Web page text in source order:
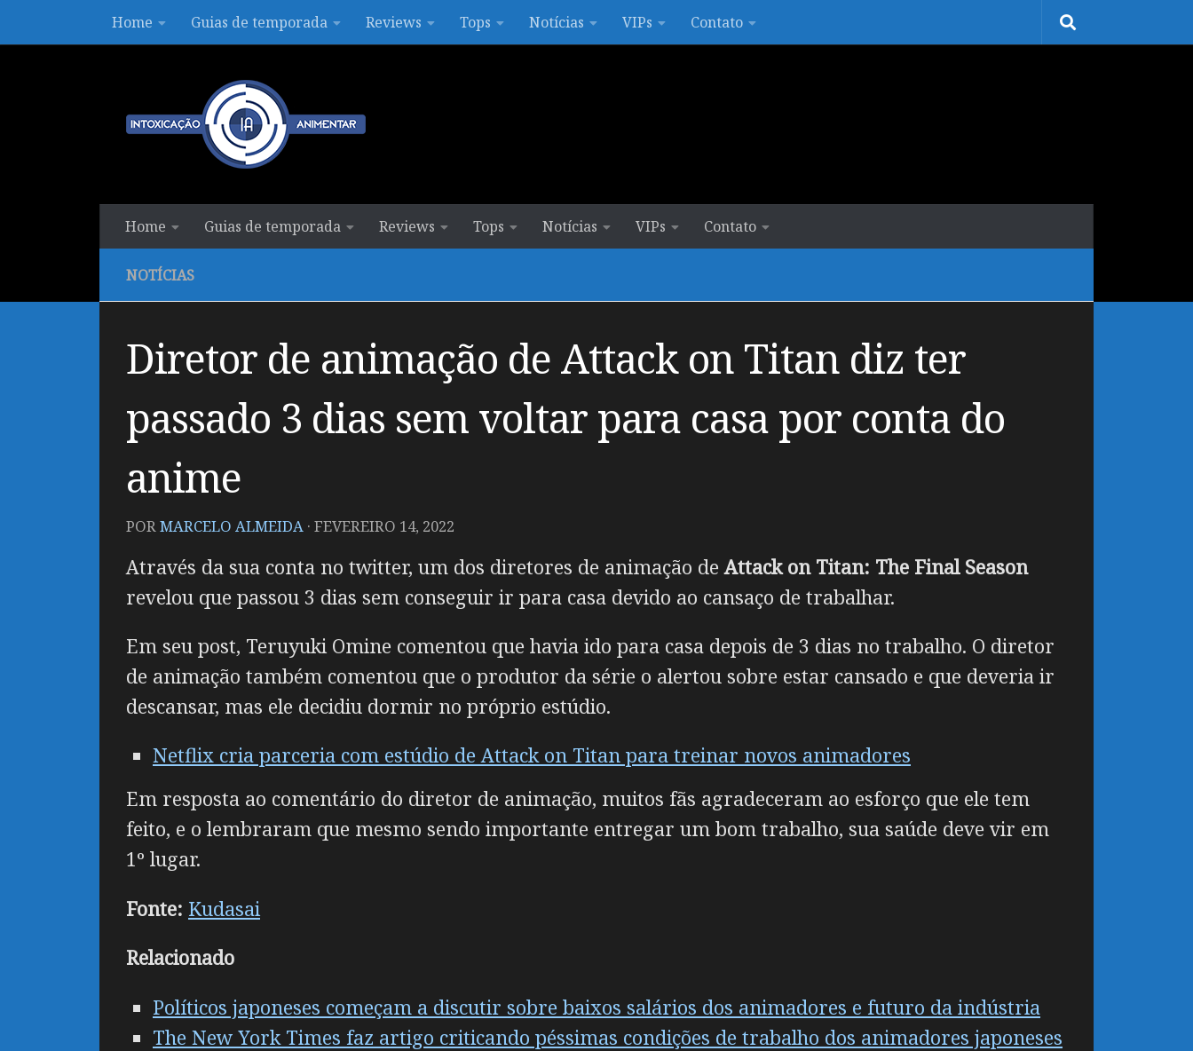
Skip to contentHome Guias de temporada Reviews Tops Notícias VIPs Contato
Home Guias de temporada Reviews Tops Notícias VIPs Contato
NOTÍCIAS
Diretor de animação de Attack on Titan diz ter
passado 3 dias sem voltar para casa por conta do
anime
PORMARCELO ALMEIDA · FEVEREIRO 14, 2022
Através da sua conta no twitter, um dos diretores de animação deAttack on Titan: The Final Season
revelou que passou 3 dias sem conseguir ir para casa devido ao cansaço de trabalhar.
Em seu post, Teruyuki Omine comentou que havia ido para casa depois de 3 dias no trabalho. O diretor
de animação também comentou que o produtor da série o alertou sobre estar cansado e que deveria ir
descansar, mas ele decidiu dormir no próprio estúdio.
Netflix cria parceria com estúdio de Attack on Titan para treinar novos animadores
Em resposta ao comentário do diretor de animação, muitos fãs agradeceram ao esforço que ele tem
feito, e o lembraram que mesmo sendo importante entregar um bom trabalho, sua saúde deve vir em
1º lugar.
Fonte: Kudasai
Relacionado
Políticos japoneses começam a discutir sobre baixos salários dos animadores e futuro da indústria
The New York Times faz artigo criticando péssimas condições de trabalho dos animadores japoneses